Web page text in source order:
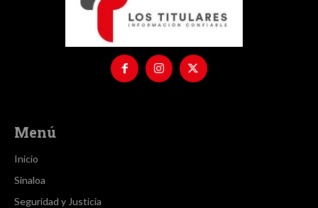
Menú
Inicio
Sinaloa
Seguridad y Justicia